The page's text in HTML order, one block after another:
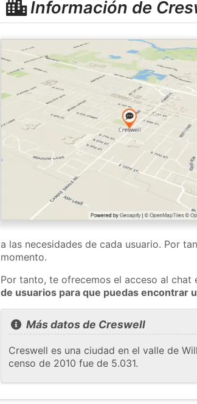
Información de
a las necesidades de cada usuario. Por
momento.
Por tanto, te ofrecemos el acceso al chat
de usuarios para que puedas encontrar
Más datos de Creswell
Creswell es una ciudad en el valle de
censo de 2010 fue de 5.031.